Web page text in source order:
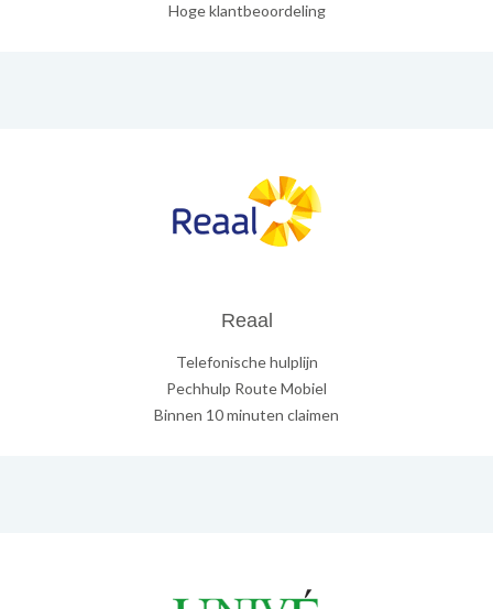
Hoge klantbeoordeling
Reaal
Telefonische hulplijn
Pechhulp Route Mobiel
Binnen 10 minuten claimen